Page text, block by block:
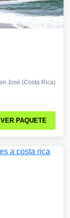
José (Costa Rica)
VER PAQUETE